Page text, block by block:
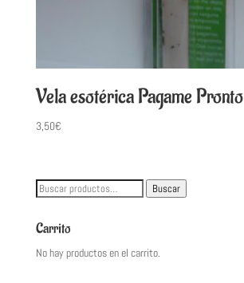
Vela esotérica Pagame Pronto
3,50€
Buscar
Buscar
Carrito
No hay productos en el carrito.